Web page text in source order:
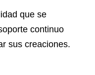
que se
continuo
sus creaciones.